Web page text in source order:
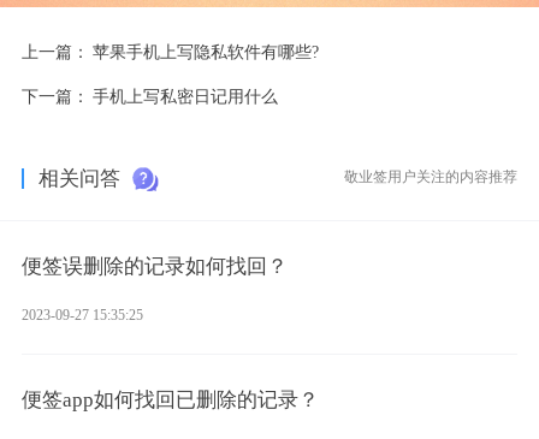
上一篇： 苹果手机上写隐私软件有哪些?
下一篇： 手机上写私密日记用什么
相关问答 敬业签用户关注的内容推荐
便签误删除的记录如何找回？
2023-09-27 15:35:25
便签app如何找回已删除的记录？